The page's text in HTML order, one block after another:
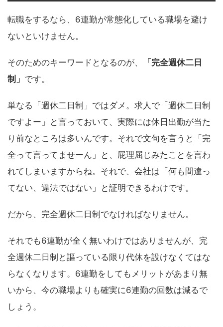
転職をするなら、6連勤が常態化している職場を避け
ないといけません。
そのためのキーワードとなるのが、
「完全週休二日
制」 です。
単なる「週休二日制」ではダメ。求人で「週休二日制
ですよー」と言っておいて、実際には休日出勤が当た
り前なところは多いんです。それで文句を言うと「完
全って言ってませーん」と、屁理屈じみたことを言わ
れてしまいますからね。それで、会社は「何も間違っ
てない、違法ではない」と証明できるわけです。
だから、完全週休二日制でなければなりません。
それでも6連勤が全く無いわけではありませんが、完
全週休二日制と謳っている限り代休を設けなくてはな
らなくなります。6連勤をしてもメリットがあまり無
いから、今の職場よりも確実に6連勤の回数は減るで
しょう。